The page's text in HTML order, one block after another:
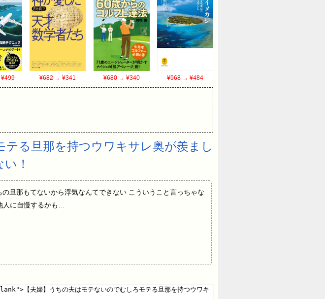
¥682→ ¥341 ¥680→ ¥340 ¥968→ ¥484
テる旦那を持つウワキサレ奥が羨まし
！
旦那もてないから浮気なんてできない こういうこと言っちゃな
に自慢するかも…